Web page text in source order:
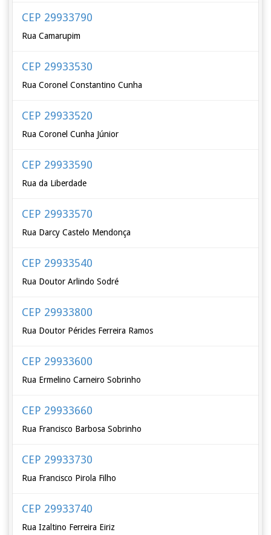
CEP 29933790
Rua Camarupim
CEP 29933530
Rua Coronel Constantino Cunha
CEP 29933520
Rua Coronel Cunha Júnior
CEP 29933590
Rua da Liberdade
CEP 29933570
Rua Darcy Castelo Mendonça
CEP 29933540
Rua Doutor Arlindo Sodré
CEP 29933800
Rua Doutor Péricles Ferreira Ramos
CEP 29933600
Rua Ermelino Carneiro Sobrinho
CEP 29933660
Rua Francisco Barbosa Sobrinho
CEP 29933730
Rua Francisco Pirola Filho
CEP 29933740
Rua Izaltino Ferreira Eiriz